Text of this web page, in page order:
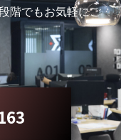
階でもお気軽にご